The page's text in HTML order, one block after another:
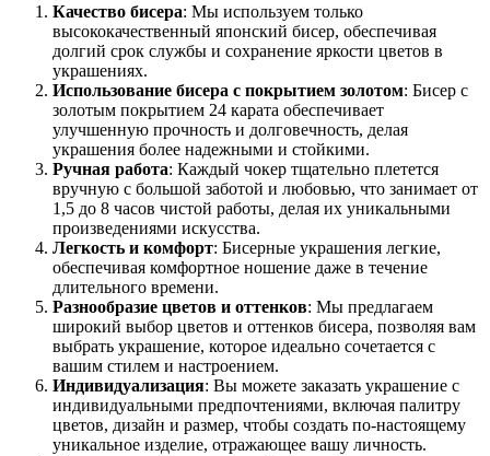
Качество бисера: Мы используем только
высококачественный японский бисер, обеспечивая
долгий срок службы и сохранение яркости цветов в
украшениях.
Использование бисера с покрытием золотом: Бисер с
золотым покрытием 24 карата обеспечивает
улучшенную прочность и долговечность, делая
украшения более надежными и стойкими.
Ручная работа: Каждый чокер тщательно плетется
вручную с большой заботой и любовью, что занимает от
1,5 до 8 часов чистой работы, делая их уникальными
произведениями искусства.
Легкость и комфорт: Бисерные украшения легкие,
обеспечивая комфортное ношение даже в течение
длительного времени.
Разнообразие цветов и оттенков: Мы предлагаем
широкий выбор цветов и оттенков бисера, позволяя вам
выбрать украшение, которое идеально сочетается с
вашим стилем и настроением.
Индивидуализация: Вы можете заказать украшение с
индивидуальными предпочтениями, включая палитру
цветов, дизайн и размер, чтобы создать по-настоящему
уникальное изделие, отражающее вашу личность.